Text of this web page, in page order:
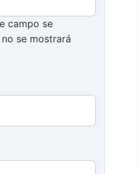
campo se
se mostrará